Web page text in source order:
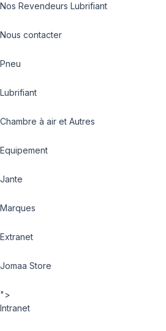
Nos Revendeurs Lubrifiant
Nous contacter
Pneu
Lubrifiant
Chambre à air et Autres
Equipement
Jante
Marques
Extranet
Jomaa Store
">
Intranet